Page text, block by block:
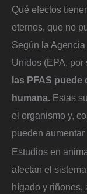
Qué efectos
eternos, que no
Según la
Unidos (EPA,
las PFAS puede
humana. Estas
el organismo y,
pueden
Estudios en
afectan el
hígado y riñones,